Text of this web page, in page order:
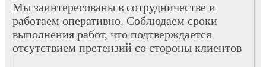
Мы заинтересованы в сотрудничестве и
работаем оперативно. Соблюдаем сроки
выполнения работ, что подтверждается
отсутствием претензий со стороны клиентов